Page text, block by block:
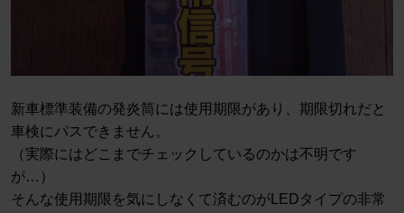
新車標準装備の発炎筒には使用期限があり、期限切れだと
車検にパスできません。
（実際にはどこまでチェックしているのかは不明です
が…）
そんな使用期限を気にしなくて済むのがLEDタイプの非常